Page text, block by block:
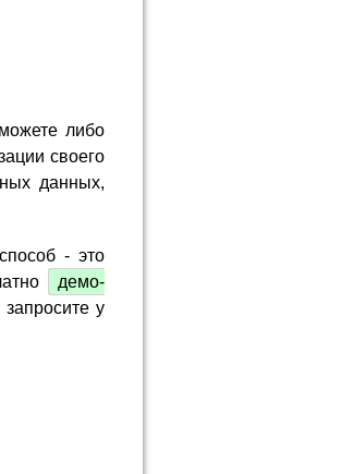
либо
своего
данных,
- это
демо-
у